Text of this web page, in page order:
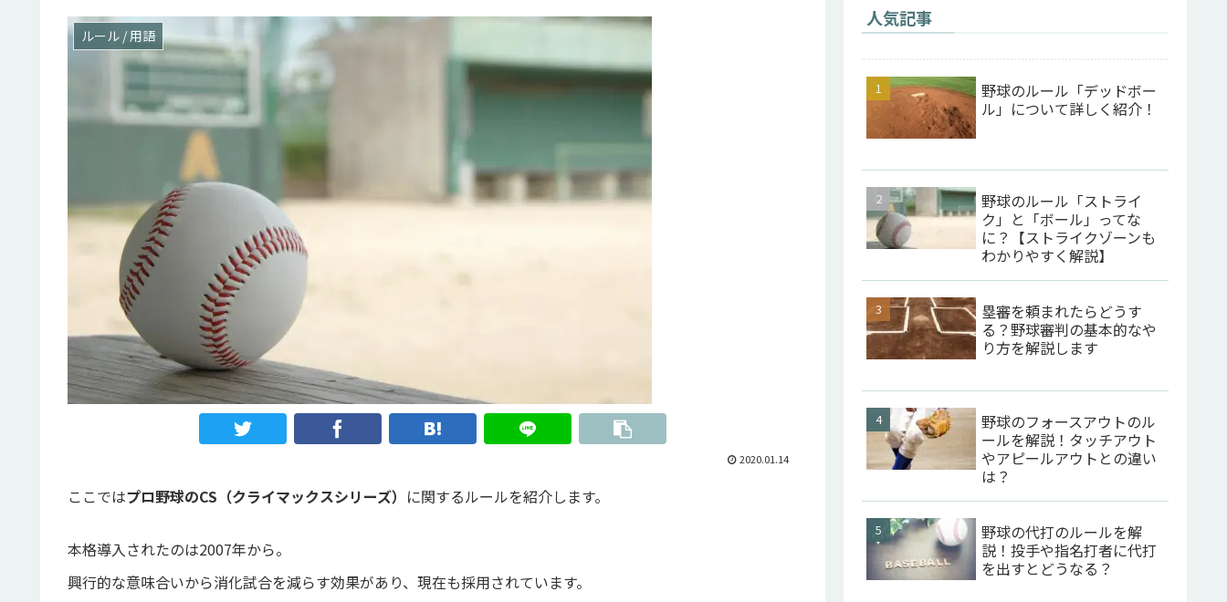
ルール / 用語
2020.01.14
ここではプロ野球のCS（クライマックスシリーズ） に関するルールを紹介します。
本格導入されたのは2007年から。
興行的な意味合いから消化試合を減らす効果があり、現在も採用されています。
人気記事
野球のルール「デッドボー
ル」について詳しく紹介！
野球のルール「ストライ
ク」と「ボール」ってな
に？【ストライクゾーンも
わかりやすく解説】
塁審を頼まれたらどうす
る？野球審判の基本的なや
り方を解説します
野球のフォースアウトのル
ールを解説！タッチアウト
やアピールアウトとの違い
は？
野球の代打のルールを解
説！投手や指名打者に代打
を出すとどうなる？